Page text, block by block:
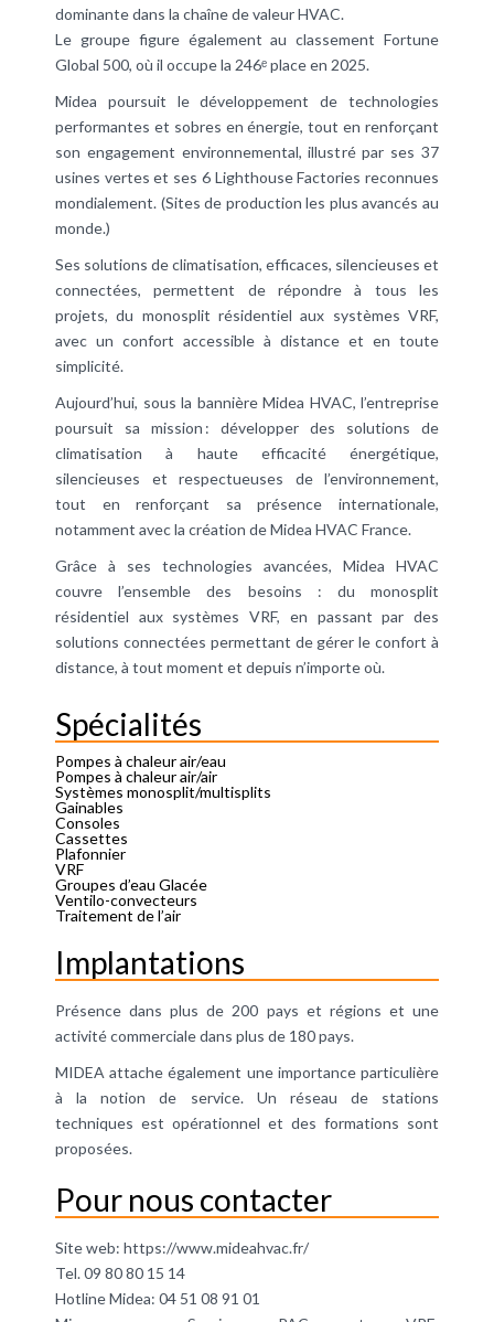
dominante dans la chaîne de valeur HVAC.
Le groupe figure également au classement Fortune
Global 500, où il occupe la 246ᵉ place en 2025.
Midea poursuit le développement de technologies
performantes et sobres en énergie, tout en renforçant
son engagement environnemental, illustré par ses 37
usines vertes et ses 6 Lighthouse Factories reconnues
mondialement. (Sites de production les plus avancés au
monde.)
Ses solutions de climatisation, efficaces, silencieuses et
connectées, permettent de répondre à tous les
projets, du monosplit résidentiel aux systèmes VRF,
avec un confort accessible à distance et en toute
simplicité.
Aujourd’hui, sous la bannière Midea HVAC, l’entreprise
poursuit sa mission : développer des solutions de
climatisation à haute efficacité énergétique,
silencieuses et respectueuses de l’environnement,
tout en renforçant sa présence internationale,
notamment avec la création de Midea HVAC France.
Grâce à ses technologies avancées, Midea HVAC
couvre l’ensemble des besoins : du monosplit
résidentiel aux systèmes VRF, en passant par des
solutions connectées permettant de gérer le confort à
distance, à tout moment et depuis n’importe où.
Spécialités
Pompes à chaleur air/eau
Pompes à chaleur air/air
Systèmes monosplit/multisplits
Gainables
Consoles
Cassettes
Plafonnier
VRF
Groupes d’eau Glacée
Ventilo-convecteurs
Traitement de l’air
Implantations
Présence dans plus de 200 pays et régions et une
activité commerciale dans plus de 180 pays.
MIDEA attache également une importance particulière
à la notion de service. Un réseau de stations
techniques est opérationnel et des formations sont
proposées.
Pour nous contacter
Site web: https://www.mideahvac.fr/
Tel. 09 80 80 15 14
Hotline Midea: 04 51 08 91 01